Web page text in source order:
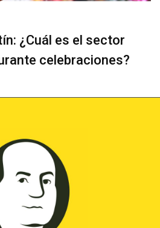
¿Cuál es el sector
celebraciones?